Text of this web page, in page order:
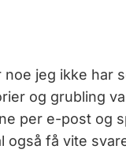
noe jeg ikke har
og grubling
per e-post og
få vite